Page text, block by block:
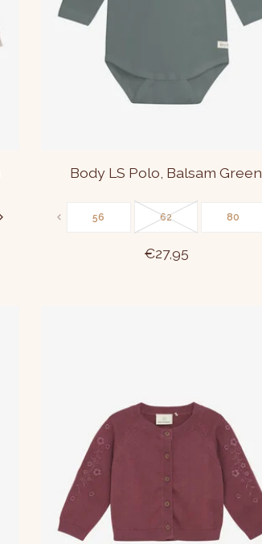
Body LS Polo, Balsam Green
56 62 80
€27,95